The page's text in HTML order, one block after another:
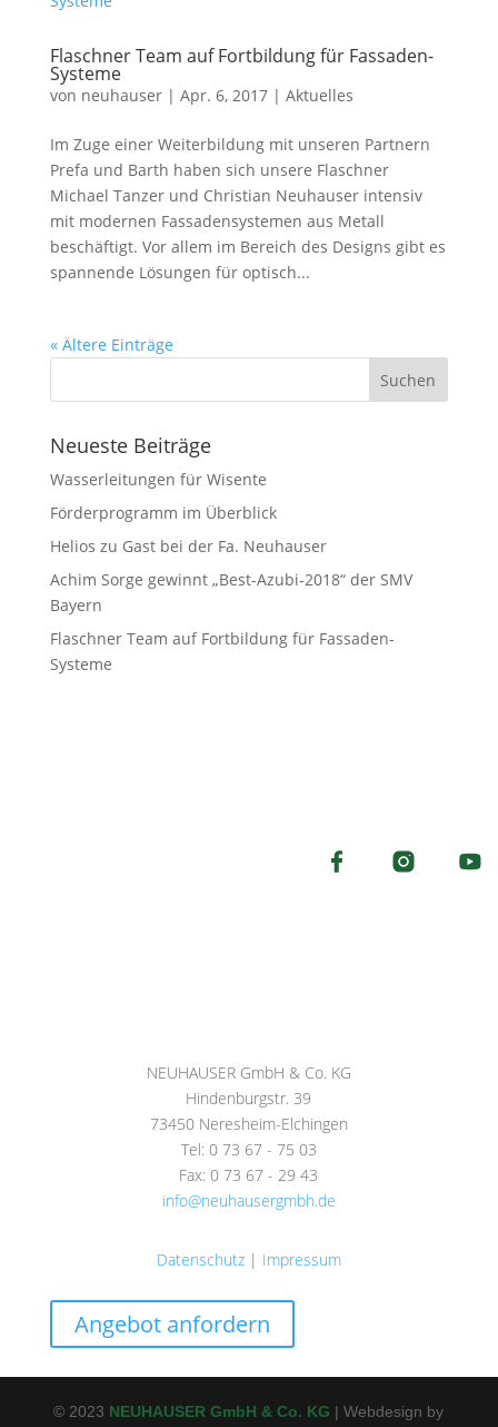
Flaschner Team auf Fortbildung für Fassaden-
Systeme
von neuhauser| Apr. 6, 2017| Aktuelles
Im Zuge einer Weiterbildung mit unseren Partnern
Prefa und Barth haben sich unsere Flaschner
Michael Tanzer und Christian Neuhauser intensiv
mit modernen Fassadensystemen aus Metall
beschäftigt. Vor allem im Bereich des Designs gibt es
spannende Lösungen für optisch...
« Ältere Einträge
Neueste Beiträge
Wasserleitungen für Wisente
Förderprogramm im Überblick
Helios zu Gast bei der Fa. Neuhauser
Achim Sorge gewinnt „Best-Azubi-2018“ der SMV
Bayern
Flaschner Team auf Fortbildung für Fassaden-
Systeme
NEUHAUSER GmbH & Co. KG
Hindenburgstr. 39
73450 Neresheim-Elchingen
Tel: 0 73 67 - 75 03
Fax: 0 73 67 - 29 43
info@neuhausergmbh.de
Datenschutz| Impressum
Angebot anfordern
© 2023 NEUHAUSER GmbH & Co. KG | Webdesign by